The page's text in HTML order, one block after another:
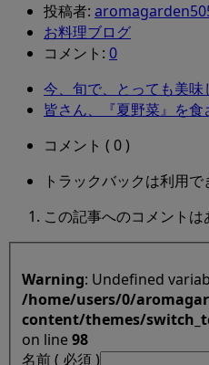
投稿者:
お料理ブログ
コメント: 0
今、旬で、とっても美味
皆さん、『夏野菜』を食
コメント ( 0 )
トラックバックは利用で
この記事へのコメントは
Warning : Undefined
/home/users/0/
content/themes/
on line98
名前 ( 必須 )